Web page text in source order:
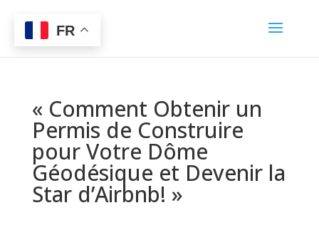
« Comment Obtenir un
Permis de Construire
pour Votre Dôme
Géodésique et Devenir la
Star d’Airbnb! »
FR